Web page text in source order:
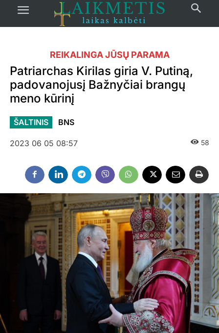
REIKALINGA JŪSŲ PARAMA
Patriarchas Kirilas giria V. Putiną,
padovanojusį Bažnyčiai brangų
meno kūrinį
ŠALTINIS BNS
2023 06 05 08:57 58